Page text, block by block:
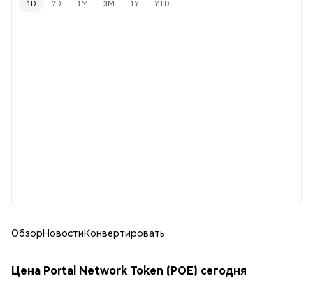
1D 7D 1M 3M 1Y YTD
ОбзорНовостиКонвертировать
Цена Portal Network Token (POE) сегодня